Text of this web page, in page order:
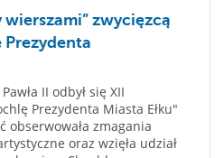
wierszami” zwycięzcą
Prezydenta
II odbył się XII
Prezydenta Miasta Ełku"
obserwowała zmagania
oraz wzięła udział